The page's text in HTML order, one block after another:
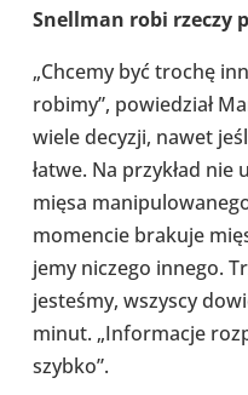
Snel­l­man robi rzeczy
„Chcemy być trochę
robimy”, powie­dział
wiele decyzji, nawet
łatwe. Na przy­kład
mięsa
momen­cie brakuje
jemy niczego innego.
jeste­śmy, wszyscy
minut. „Infor­ma­cje
szybko”.